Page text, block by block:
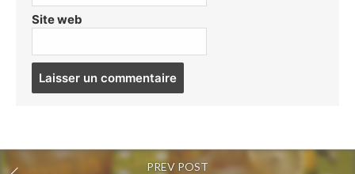
Site web
PREV POST